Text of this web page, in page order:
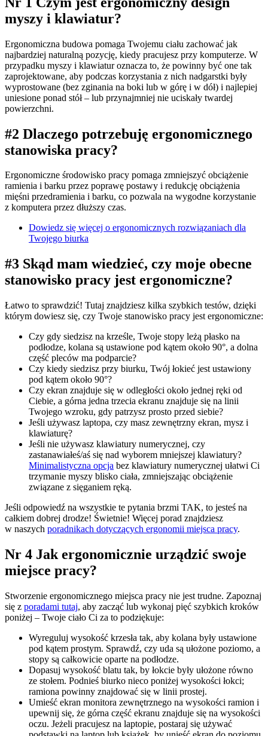
myszy i klawiatur?
Ergonomiczna budowa pomaga Twojemu ciału zachować jak
najbardziej naturalną pozycję, kiedy pracujesz przy komputerze. W
przypadku myszy i klawiatur oznacza to, że powinny być one tak
zaprojektowane, aby podczas korzystania z nich nadgarstki były
wyprostowane (bez zginania na boki lub w górę i w dół) i najlepiej
uniesione ponad stół – lub przynajmniej nie uciskały twardej
powierzchni.
#2 Dlaczego potrzebuję ergonomicznego
stanowiska pracy?
Ergonomiczne środowisko pracy pomaga zmniejszyć obciążenie
ramienia i barku przez poprawę postawy i redukcję obciążenia
mięśni przedramienia i barku, co pozwala na wygodne korzystanie
z komputera przez dłuższy czas.
Dowiedz się więcej o ergonomicznych rozwiązaniach dla
Twojego biurka
#3 Skąd mam wiedzieć, czy moje obecne
stanowisko pracy jest ergonomiczne?
Łatwo to sprawdzić! Tutaj znajdziesz kilka szybkich testów, dzięki
którym dowiesz się, czy Twoje stanowisko pracy jest ergonomiczne:
Czy gdy siedzisz na krześle, Twoje stopy leżą płasko na
podłodze, kolana są ustawione pod kątem około 90°, a dolna
część pleców ma podparcie?
Czy kiedy siedzisz przy biurku, Twój łokieć jest ustawiony
pod kątem około 90°?
Czy ekran znajduje się w odległości około jednej ręki od
Ciebie, a górna jedna trzecia ekranu znajduje się na linii
Twojego wzroku, gdy patrzysz prosto przed siebie?
Jeśli używasz laptopa, czy masz zewnętrzny ekran, mysz i
klawiaturę?
Jeśli nie używasz klawiatury numerycznej, czy
zastanawiałeś/aś się nad wyborem mniejszej klawiatury?
Minimalistyczna opcja bez klawiatury numerycznej ułatwi Ci
trzymanie myszy blisko ciała, zmniejszając obciążenie
związane z sięganiem ręką.
Jeśli odpowiedź na wszystkie te pytania brzmi TAK, to jesteś na
całkiem dobrej drodze! Świetnie! Więcej porad znajdziesz
w naszych poradnikach dotyczących ergonomii miejsca pracy.
Nr 4 Jak ergonomicznie urządzić swoje
miejsce pracy?
Stworzenie ergonomicznego miejsca pracy nie jest trudne. Zapoznaj
się z poradami tutaj, aby zacząć lub wykonaj pięć szybkich kroków
poniżej – Twoje ciało Ci za to podziękuje:
Wyreguluj wysokość krzesła tak, aby kolana były ustawione
pod kątem prostym. Sprawdź, czy uda są ułożone poziomo, a
stopy są całkowicie oparte na podłodze.
Dopasuj wysokość blatu tak, by łokcie były ułożone równo
ze stołem. Podnieś biurko nieco poniżej wysokości łokci;
ramiona powinny znajdować się w linii prostej.
Umieść ekran monitora zewnętrznego na wysokości ramion i
upewnij się, że górna część ekranu znajduje się na wysokości
oczu. Jeżeli pracujesz na laptopie, postaraj się używać